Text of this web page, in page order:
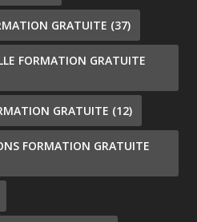
GRATUITE (37)
FORMATION GRATUITE
GRATUITE (12)
FORMATION GRATUITE